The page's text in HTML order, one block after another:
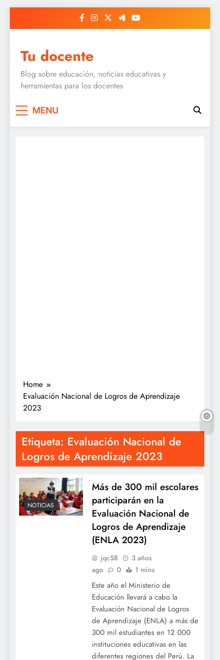
Tu docente
Blog sobre educación, noticias educativas y
herramientas para los docentes
MENU
Home
Evaluación Nacional de Logros de Aprendizaje
2023
Etiqueta: Evaluación Nacional de
Logros de Aprendizaje 2023
NOTICIAS
Más de 300 mil escolares
participarán en la
Evaluación Nacional de
Logros de Aprendizaje
(ENLA 2023)
jqc58
3 años
ago
0 1 mins
Este año el Ministerio de
Educación llevará a cabo la
Evaluación Nacional de Logros
de Aprendizaje (ENLA) a más de
300 mil estudiantes en 12 000
instituciones educativas en las
diferentes regiones del Perú. La